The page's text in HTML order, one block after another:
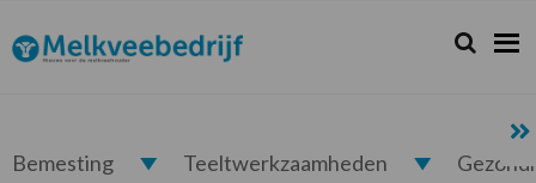
de
hoofdnavigatie
de
hoofd
de
eerste
de
voettekst
Melkveebedrijf.nl Zoeken...
Zoek
Bemesting Teeltwerkzaamheden